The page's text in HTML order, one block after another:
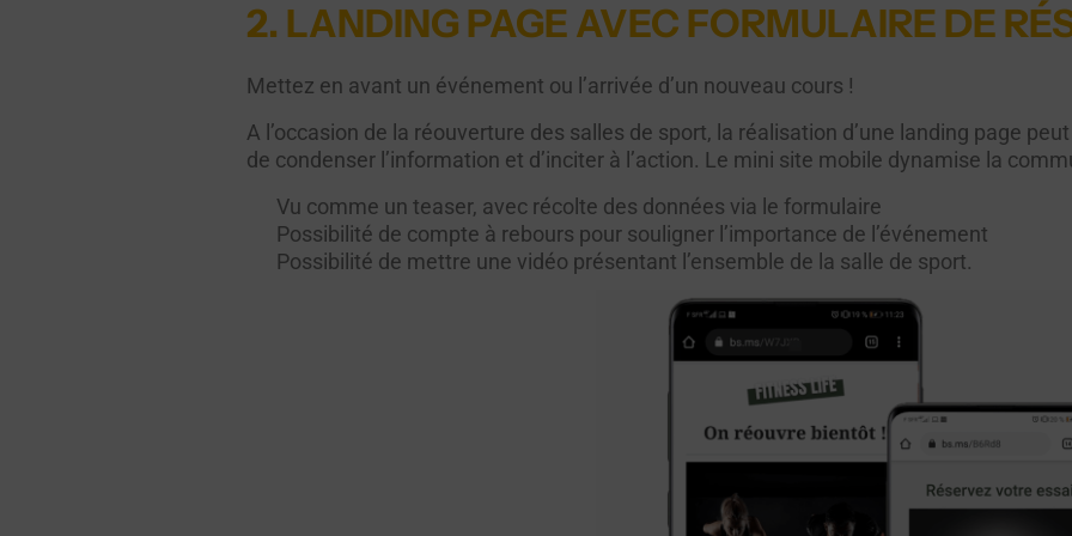
2. LANDING PAGE AVEC FORMULAIRE DE
Mettez en avant un événement ou l’arrivée d’un nouveau cours !
A l’occasion de la réouverture des salles de sport, la réalisation d’une landing page
de condenser l’information et d’inciter à l’action. Le mini site mobile dynamise la
Vu comme un teaser, avec récolte des données via le formulaire
Possibilité de compte à rebours pour souligner l’importance de l’événement
Possibilité de mettre une vidéo présentant l’ensemble de la salle de sport.